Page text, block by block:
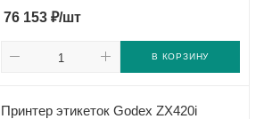
76 153 ₽/шт
В КОРЗИНУ
Принтер этикеток Godex ZX420i